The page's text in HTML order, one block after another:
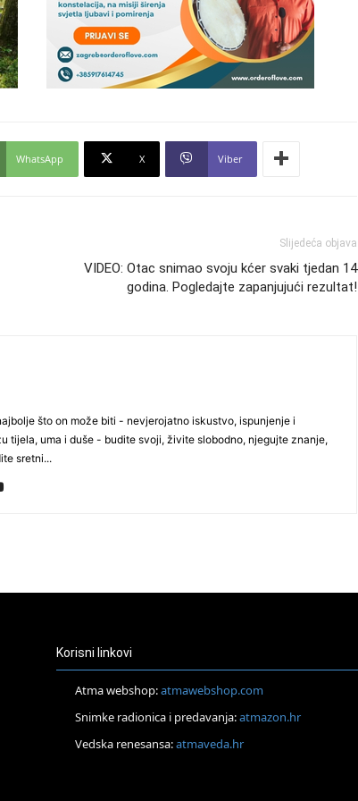
WhatsApp X Viber
Slijedeća objava
VIDEO: Otac snimao svoju kćer svaki tjedan 14
godina. Pogledajte zapanjujući rezultat!
što on može biti - nevjerojatno iskustvo, ispunjenje i
tijela, uma i duše - budite svoji, živite slobodno, njegujte znanje,
sretni...
Korisni linkovi
Atma webshop:atmawebshop.com
Snimke radionica i predavanja:atmazon.hr
Vedska renesansa:atmaveda.hr